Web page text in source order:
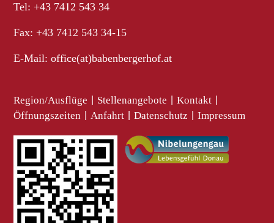
Tel: +43 7412 543 34
Fax: +43 7412 543 34-15
E-Mail:office(at)babenbergerhof.at
Region/Ausflüge Stellenangebote Kontakt
Öffnungszeiten Anfahrt Datenschutz Impressum